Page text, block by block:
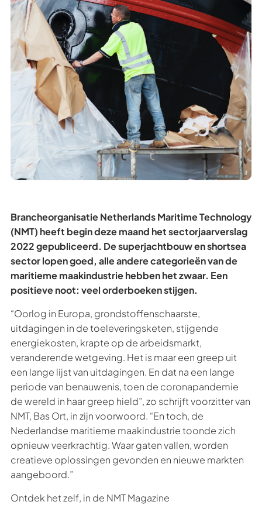
Brancheorganisatie Netherlands Maritime Technology
(NMT) heeft begin deze maand het sectorjaarverslag
2022 gepubliceerd. De superjachtbouw en shortsea
sector lopen goed, alle andere categorieën van de
maritieme maakindustrie hebben het zwaar. Een
positieve noot: veel orderboeken stijgen.
“Oorlog in Europa, grondstoffenschaarste,
uitdagingen in de toeleveringsketen, stijgende
energiekosten, krapte op de arbeidsmarkt,
veranderende wetgeving. Het is maar een greep uit
een lange lijst van uitdagingen. En dat na een lange
periode van benauwenis, toen de coronapandemie
de wereld in haar greep hield”, zo schrijft voorzitter van
NMT, Bas Ort, in zijn voorwoord. “En toch, de
Nederlandse maritieme maakindustrie toonde zich
opnieuw veerkrachtig. Waar gaten vallen, worden
creatieve oplossingen gevonden en nieuwe markten
aangeboord.”
Ontdek het zelf, in de NMT Magazine